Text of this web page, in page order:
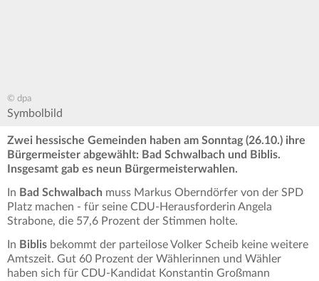
© dpa
Symbolbild
Zwei hessische Gemeinden haben am Sonntag (26.10.) ihre
Bürgermeister abgewählt: Bad Schwalbach und Biblis.
Insgesamt gab es neun Bürgermeisterwahlen.
In Bad Schwalbach muss Markus Oberndörfer von der SPD
Platz machen - für seine CDU-Herausforderin Angela
Strabone, die 57,6 Prozent der Stimmen holte.
In Biblis bekommt der parteilose Volker Scheib keine weitere
Amtszeit. Gut 60 Prozent der Wählerinnen und Wähler
haben sich für CDU-Kandidat Konstantin Großmann